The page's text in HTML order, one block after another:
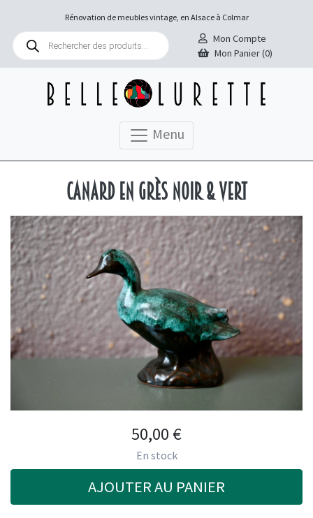
Rénovation de meubles vintage, en Alsace à Colmar
Recherche
produits
Mon Compte
Mon Panier (0)
Menu
Canard en grès noir & vert
50,00 €
En stock
AJOUTER AU PANIER